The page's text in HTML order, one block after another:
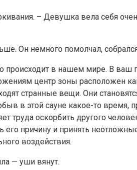
– Девушка вела себя
Он немного помолчал,
в нашем мире. В ваш
центр зоны расположен
странные вещи. Они
в этой сауне какое-то время,
оскорбить другого
его причину и принять
воздействия.
— уши вянут.